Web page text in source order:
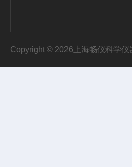
Copyright © 2026上海畅仪科学